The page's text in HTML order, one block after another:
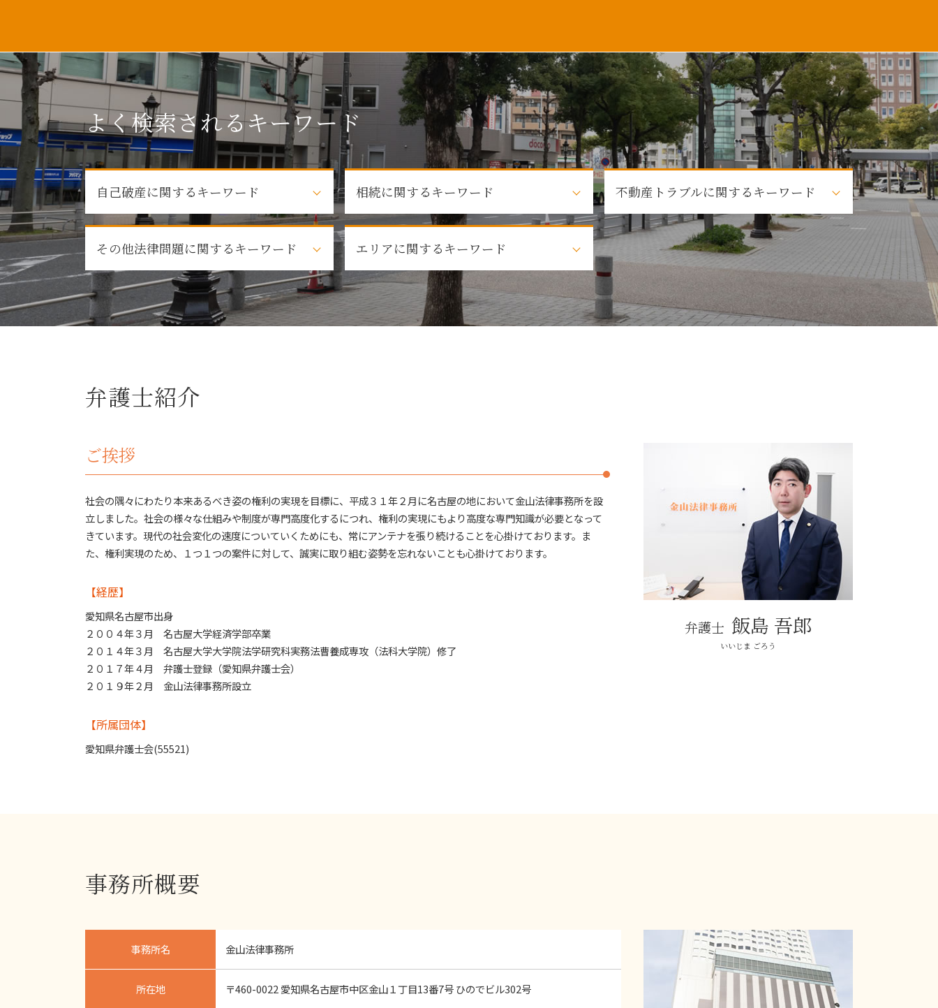
よく検索されるキーワード
自己破産に関するキーワード
債権者 弁護士
任意整理 どうなる
自己破産 流れ
任意整理 弁護士 おすすめ
自己破産 任意整理
借金 弁護士
自己破産 家族への影響
自己破産 クレジットカード
自己破産 弁護士
自己破産 デメリット 家族
払えない ローン 自己破産
自己破産 メリット
払えない 住宅ローン
相続に関するキーワード
遺言
相続 遺産分割協議
相続 弁護士 相談
遺産 相続
株式 相続
相続 調停
相続 争い
預貯金 相続
相続 名義変更
不動産トラブルに関するキーワード
家賃滞納 強制執行
不動産トラブル 相談 売買
不動産トラブル 相談 建築
近隣トラブル
賃貸トラブル
調停 不動産トラブル
不動産トラブル 相談 近隣
売買トラブル
不動産トラブル 相談
その他法律問題に関するキーワード
消費者被害 問題
刑事事件 弁護士
売掛金 未回収
支払督促 流れ
行政事件 法律問題
債権回収
弁護士 税務訴訟
労働問題 とは
債務者 死亡 債権回収
債権回収 時効
債権回収 法律問題
労働問題 弁護士
刑事事件 問題
エリアに関するキーワード
法律問題解決 日進市
建築トラブル 名古屋市
日進市 その他法律問題
名古屋市 相続
建築トラブル 長久手市
名古屋市周辺 相続
不動産トラブル 名古屋市
不動産トラブル 名古屋市周辺
弁護士紹介
弁護士 飯島 吾郎
いいじま ごろう
ご挨拶
社会の隅々にわたり本来あるべき姿の権利の実現を目標に、平成３１年２月に名古屋の地において金山法律事務所を設
立しました。社会の様々な仕組みや制度が専門高度化するにつれ、権利の実現にもより高度な専門知識が必要となって
きています。現代の社会変化の速度についていくためにも、常にアンテナを張り続けることを心掛けております。ま
た、権利実現のため、１つ１つの案件に対して、誠実に取り組む姿勢を忘れないことも心掛けております。
【経歴】
愛知県名古屋市出身
２００４年３月 名古屋大学経済学部卒業
２０１４年３月 名古屋大学大学院法学研究科実務法曹養成専攻（法科大学院）修了
２０１７年４月 弁護士登録（愛知県弁護士会）
２０１９年２月 金山法律事務所設立
【所属団体】
愛知県弁護士会(55521)
事務所概要
事務所名 金山法律事務所
所在地 〒460-0022 愛知県名古屋市中区金山１丁目13番7号 ひのでビル302号